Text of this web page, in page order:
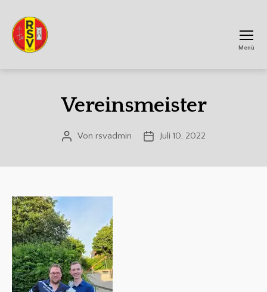
Menü
Vereinsmeister
Beitragsautor
Von rsvadmin Veröffentlichungsdatum
Juli 10, 2022